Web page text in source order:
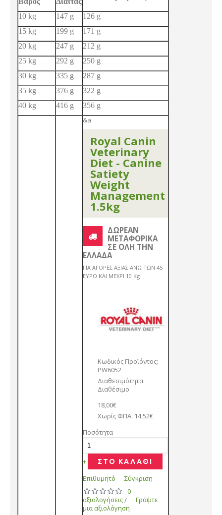
10 kg 147 g
126 g
15 kg
199 g
171 g
20 kg
247 g
212 g
25 kg
292 g
250 g
30 kg
335 g
287 g
35 kg
376 g
322 g
40 kg
416 g 356 g
&a
Royal Canin
Veterinary
Diet - Canine
Satiety
Weight
Management
1.5kg
ΔΩΡΕΑΝ
ΜΕΤΑΦΟΡΙΚΑ
ΣΕ ΟΛΗ ΤΗΝ
ΕΛΛΑΔΑ
ΓΙΑ ΑΓΟΡΕΣ ΑΞΙΑΣ ΑΝΩ ΤΩΝ 45
ΕΥΡΩ ΚΑΙ ΜΕΧΡΙ 10 Kg
Κωδικός Προϊόντος:
PW6052
Διαθεσιμότητα:
Διαθέσιμο
18,00€
Χωρίς ΦΠΑ: 14,52€
Ποσότητα
-
+ ΣΤΟ ΚΑΛΑΘΙ
Επιθυμητό
Σύγκριση
0
αξιολογήσεις/
Γράψτε
μια αξιολόγηση